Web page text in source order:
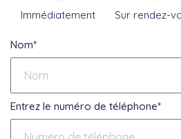
Immédiatement Sur rendez-
Nom*
Entrez le numéro de téléphone*